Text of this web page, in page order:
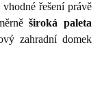
řešení právě
široká paleta
zahradní domek